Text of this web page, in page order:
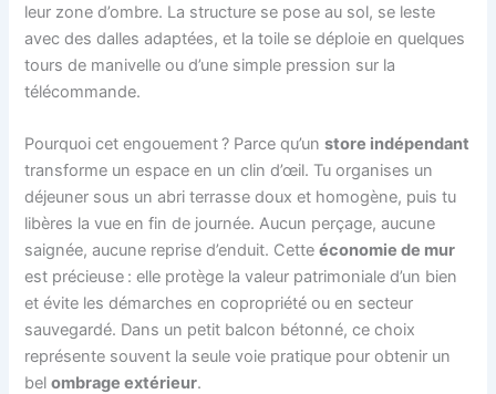
leur zone d’ombre. La structure se pose au sol, se leste
avec des dalles adaptées, et la toile se déploie en quelques
tours de manivelle ou d’une simple pression sur la
télécommande.
Pourquoi cet engouement ? Parce qu’unstore indépendant
transforme un espace en un clin d’œil. Tu organises un
déjeuner sous un abri terrasse doux et homogène, puis tu
libères la vue en fin de journée. Aucun perçage, aucune
saignée, aucune reprise d’enduit. Cetteéconomie de mur
est précieuse : elle protège la valeur patrimoniale d’un bien
et évite les démarches en copropriété ou en secteur
sauvegardé. Dans un petit balcon bétonné, ce choix
représente souvent la seule voie pratique pour obtenir un
belombrage extérieur.